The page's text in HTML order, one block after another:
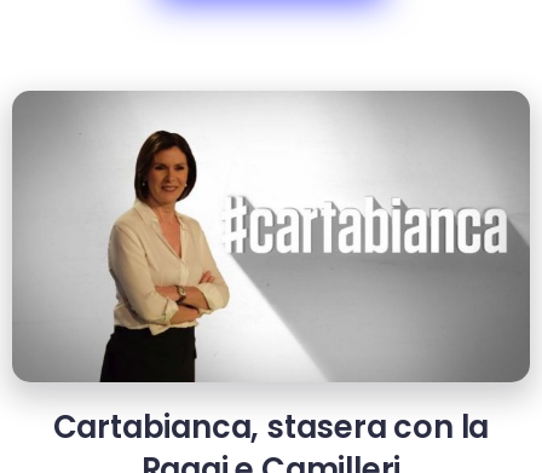
Cartabianca, stasera con la